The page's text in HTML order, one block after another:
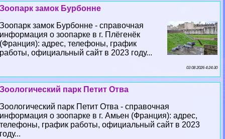
Зоопарк замок Бурбонне
Зоопарк замок Бурбонне - справочная
информация о зоопарке в г. Плёгенёк
(Франция): адрес, телефоны, график
работы, официальный сайт в 2023 году...
03 08 2026 4:24:30
Зоологический парк Петит Отва
Зоологический парк Петит Отва - справочная
информация о зоопарке в г. Амьен (Франция): адрес,
телефоны, график работы, официальный сайт в 2023
году...